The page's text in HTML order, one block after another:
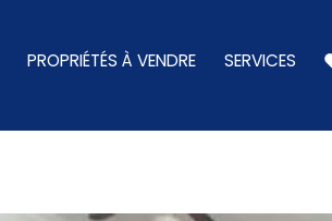
PROPRIÉTÉS À VENDRE SERVICES